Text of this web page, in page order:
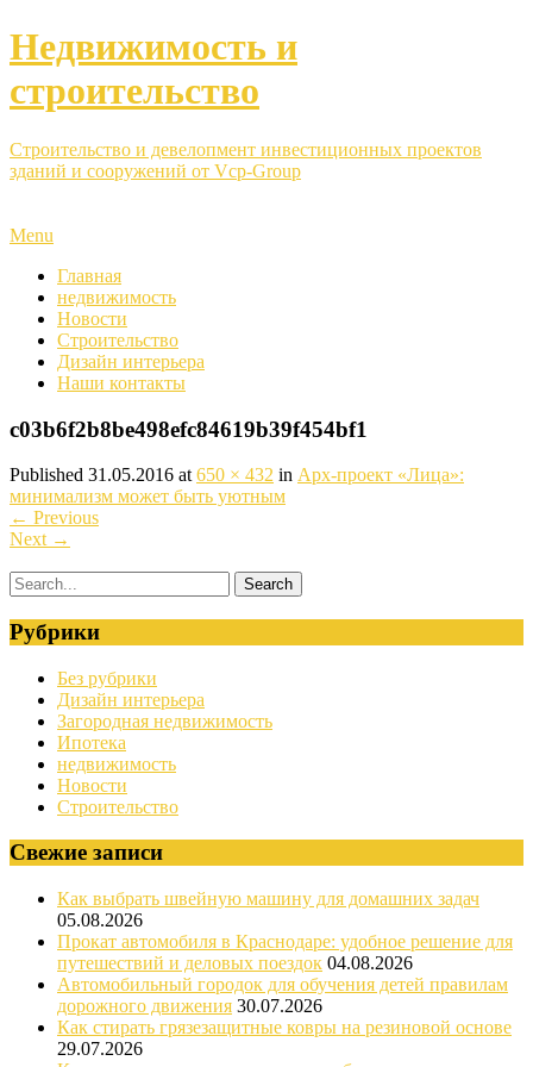
Недвижимость и
строительство
Строительство и девелопмент инвестиционных проектов
зданий и сооружений от Vcp-Group
Menu
Главная
недвижимость
Новости
Строительство
Дизайн интерьера
Наши контакты
c03b6f2b8be498efc84619b39f454bf1
Published 31.05.2016 at 650 × 432 in Арх-проект «Лица»:
минимализм может быть уютным
← Previous
Next →
Рубрики
Без рубрики
Дизайн интерьера
Загородная недвижимость
Ипотека
недвижимость
Новости
Строительство
Свежие записи
Как выбрать швейную машину для домашних задач
05.08.2026
Прокат автомобиля в Краснодаре: удобное решение для
путешествий и деловых поездок 04.08.2026
Автомобильный городок для обучения детей правилам
дорожного движения 30.07.2026
Как стирать грязезащитные ковры на резиновой основе
29.07.2026